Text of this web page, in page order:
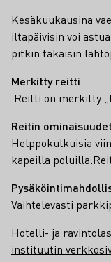
Kesäkuukausina
iltapäivisin voi
pitkin takaisin
Merkitty reitti
Reitti on merkitty
Reitin ominaisuudet
Helppokulkuisia
kapeilla
Vaihtelevasti
Hotelli- ja
instituutin